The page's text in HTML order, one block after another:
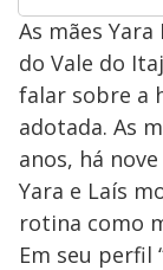
As mães
do Vale do
falar sobre a
adotada. As
anos, há
Yara e Laís
rotina como
Em seu perfil